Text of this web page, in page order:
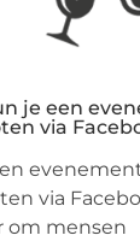
je een
via
via
om mensen